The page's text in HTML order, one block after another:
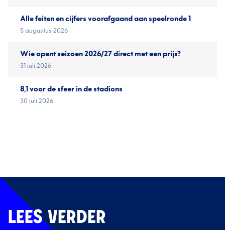
Alle feiten en cijfers voorafgaand aan speelronde 1
5 augustus 2026
Wie opent seizoen 2026/27 direct met een prijs?
31 juli 2026
8,1 voor de sfeer in de stadions
30 juli 2026
LEES VERDER